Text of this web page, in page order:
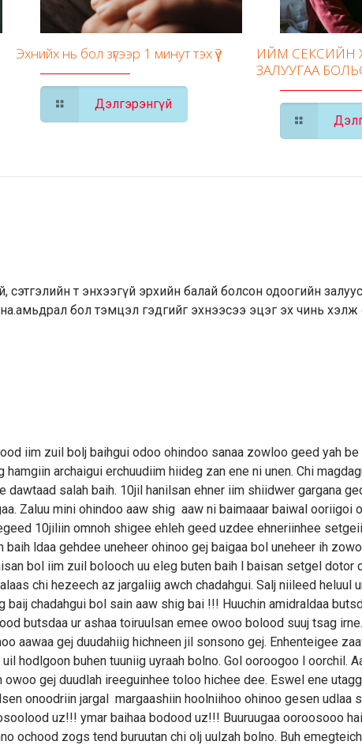
Эхнийх нь бол зүгээр 1 минут тэх үү?
Дэлгэрэнгүй
ИЙМ СЕКСИЙН
ЗАЛУУГАА
сэтгэлийн т энхээгүй эрхийн балай болсон одоогийн
бол тэмцэл гэдгийг эхнээсээ эцэг эх чинь хэлж
iim zuil bolj baihgui odoo ohindoo sanaa zowloo geed yah
hamgiin archaigui erchuudiim hiideg zan ene ni unen. Chi
dawtaad salah baih. 10jil hanilsan ehner iim shiidwer gargana
Zaluu mini ohindoo aaw shig aaw ni baimaaar baiwal ooriigoi
10jiliin omnoh shigee ehleh geed uzdee ehneriinhee
baih ldaa gehdee uneheer ohinoo gej baigaa bol uneheer ih
bol iim zuil bolooch uu eleg buten baih l baisan setgel dotor
chi hezeech az jargaliig awch chadahgui. Salj niileed heluul
baij chadahgui bol sain aaw shig bai !!! Huuchin amidraldaa
butsdaa ur ashaa toiruulsan emee owoo bolood suuj tsag
aawaa gej duudahiig hichneen jil sonsono gej. Enhenteigee
hodlgoon buhen tuuniig uyraah bolno. Gol ooroogoo l oorchil.
owoo gej duudlah ireeguinhee toloo hichee dee. Eswel ene
onoodriin jargal margaashiin hoolniihoo ohinoo gesen udlaa
uz!!! ymar baihaa bodood uz!!! Buuruugaa ooroosooo
ochood zogs tend buruutan chi olj uulzah bolno. Buh